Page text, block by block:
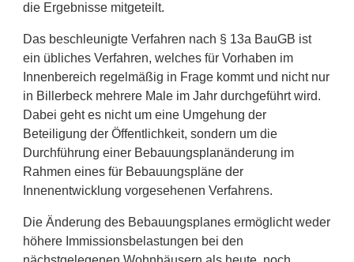
die Ergebnisse mitgeteilt.
Das beschleunigte Verfahren nach § 13a BauGB ist
ein übliches Verfahren, welches für Vorhaben im
Innenbereich regelmäßig in Frage kommt und nicht nur
in Billerbeck mehrere Male im Jahr durchgeführt wird.
Dabei geht es nicht um eine Umgehung der
Beteiligung der Öffentlichkeit, sondern um die
Durchführung einer Bebauungsplanänderung im
Rahmen eines für Bebauungspläne der
Innenentwicklung vorgesehenen Verfahrens.
Die Änderung des Bebauungsplanes ermöglicht weder
höhere Immissionsbelastungen bei den